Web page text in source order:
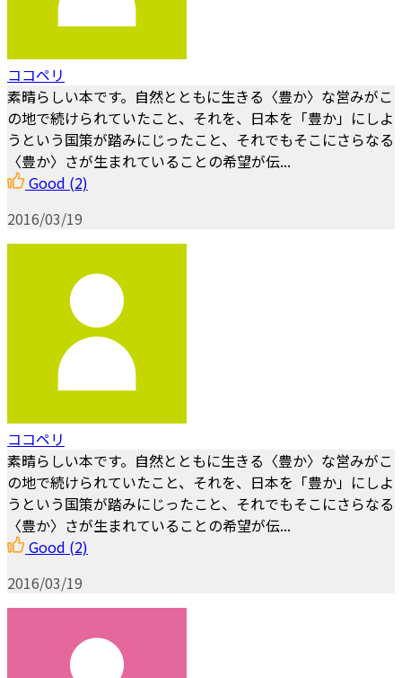
ココペリ
素晴らしい本です。自然とともに生きる〈豊か〉な営みがこ
の地で続けられていたこと、それを、日本を「豊か」にしよ
うという国策が踏みにじったこと、それでもそこにさらなる
〈豊か〉さが生まれていることの希望が伝...
Good (2)
2016/03/19
ココペリ
素晴らしい本です。自然とともに生きる〈豊か〉な営みがこ
の地で続けられていたこと、それを、日本を「豊か」にしよ
うという国策が踏みにじったこと、それでもそこにさらなる
〈豊か〉さが生まれていることの希望が伝...
Good (2)
2016/03/19